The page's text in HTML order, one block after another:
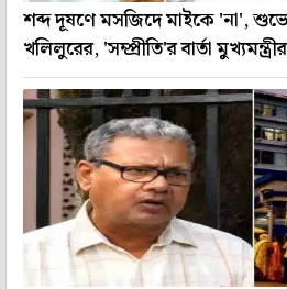
শব্দ দূষণে মসজিদে মাইকে 'না',
খলিলুরের, 'সম্প্রীতি'র বার্তা মুখ্যমন্ত্রীর